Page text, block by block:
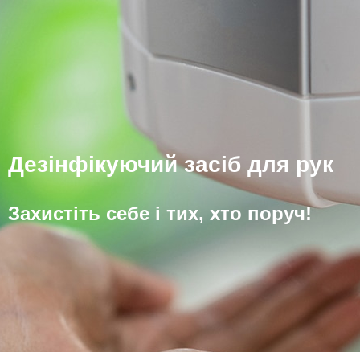
Дезінфікуючий засіб для рук
Захистіть себе і тих, хто поруч!